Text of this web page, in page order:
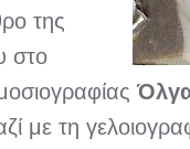
της
στο
με τη